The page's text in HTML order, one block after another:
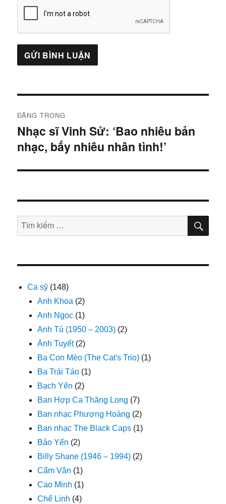
hướng
bài
viết
ĐĂNG TRONG
Nhạc sĩ Vinh Sử: ‘Bao nhiêu bản
nhạc, bấy nhiêu nhân tình!’
Tìm
kiếm:
TÌM
Ca sỹ (148)
Anh Khoa (2)
Anh Ngọc (1)
Anh Tú (1950 – 2003) (2)
Ánh Tuyết(2)
Ba Con Mèo (The Cat's Trio) (1)
Ba Trái Táo (1)
Bạch Yến (2)
Ban Hợp Ca Thăng Long (7)
Ban nhạc Phượng Hoàng (2)
Ban nhạc The Black Caps (1)
Bảo Yến (2)
Billy Shane (1946 – 1994) (2)
Cẩm Vân (1)
Cao Minh (1)
Chế Linh (4)